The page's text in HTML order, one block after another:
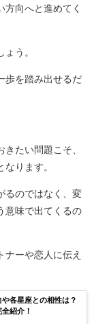
方向へと進めてく
う。
歩を踏み出せるだ
たい問題こそ、
ります。
るのではなく、変
意味で出てくるの
ナーや恋人に伝え
各星座との相性は？
紹介！